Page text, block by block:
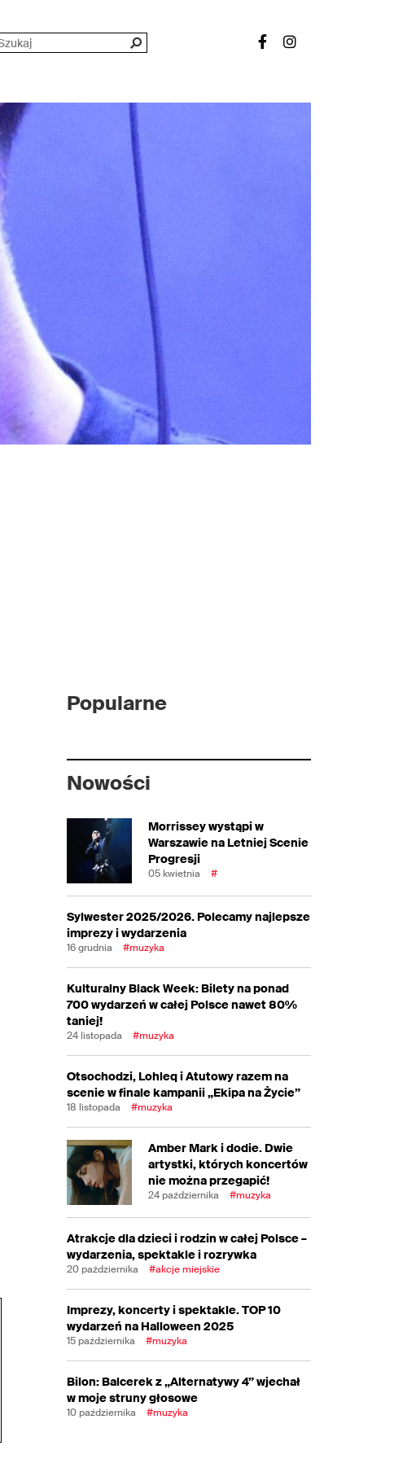
Popularne
Nowości
Morrissey wystąpi w
Warszawie na Letniej Scenie
Progresji
05 kwietnia #
Sylwester 2025/2026. Polecamy najlepsze
imprezy i wydarzenia
16 grudnia #muzyka
Kulturalny Black Week: Bilety na ponad
700 wydarzeń w całej Polsce nawet 80%
taniej!
24 listopada #muzyka
Otsochodzi, Lohleq i Atutowy razem na
scenie w finale kampanii „Ekipa na Życie”
18 listopada #muzyka
Amber Mark i dodie. Dwie
artystki, których koncertów
nie można przegapić!
24 października #muzyka
Atrakcje dla dzieci i rodzin w całej Polsce –
wydarzenia, spektakle i rozrywka
20 października #akcje miejskie
Imprezy, koncerty i spektakle. TOP 10
wydarzeń na Halloween 2025
15 października #muzyka
Bilon: Balcerek z „Alternatywy 4” wjechał
w moje struny głosowe
10 października #muzyka